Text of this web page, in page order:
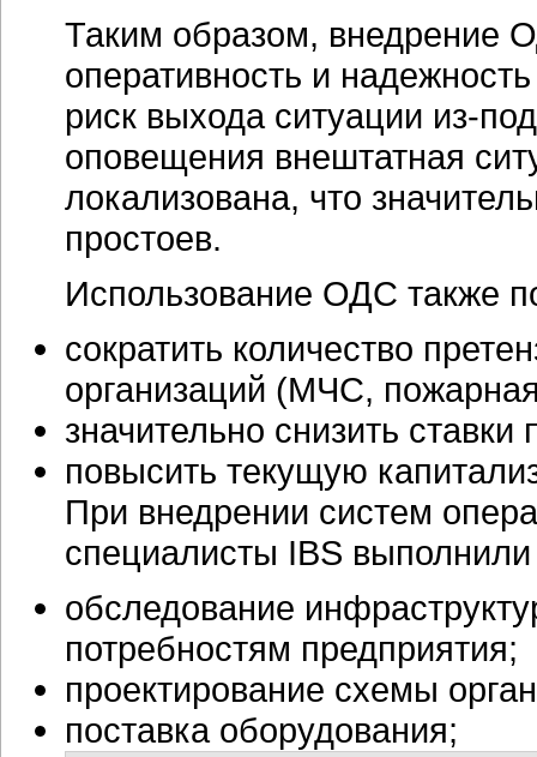
Таким образом, внедрение
оперативность и
риск выхода ситуации из-
оповещения внештатная
локализована, что
простоев.
Использование ОДС также
сократить количество
организаций (МЧС,
значительно снизить ставки
повысить текущую
При внедрении систем
специалисты IBS
обследование
потребностям предприятия;
проектирование схемы
поставка оборудования;